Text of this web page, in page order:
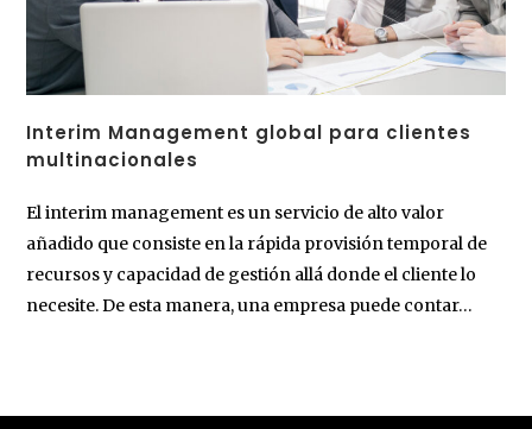
Interim Management global para clientes
multinacionales
El interim management es un servicio de alto valor
añadido que consiste en la rápida provisión temporal de
recursos y capacidad de gestión allá donde el cliente lo
necesite. De esta manera, una empresa puede contar…